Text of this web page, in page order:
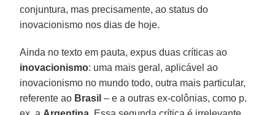
conjuntura, mas precisamente, ao status do
inovacionismo nos dias de hoje.
Ainda no texto em pauta, expus duas críticas ao
inovacionismo: uma mais geral, aplicável ao
inovacionismo no mundo todo, outra mais particular,
referente ao Brasil – e a outras ex-colônias, como p.